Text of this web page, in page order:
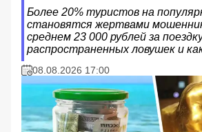
Более 20% туристов на
становятся жертвами
среднем 23 000 рублей за
распространенных ловушек и
08.08.2026 17:00